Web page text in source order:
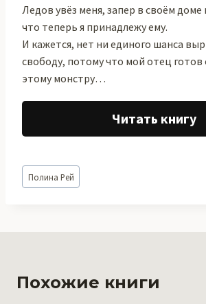
Ледов увёз меня, запер в своём
что теперь я принадлежу ему.
И кажется, нет ни единого шанса
свободу, потому что мой отец готов
этому монстру…
Читать книгу
Метки
записи:
Полина Рей
Похожие книги